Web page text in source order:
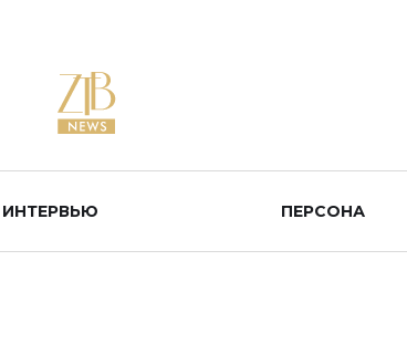
ИНТЕРВЬЮ ПЕРСОНА